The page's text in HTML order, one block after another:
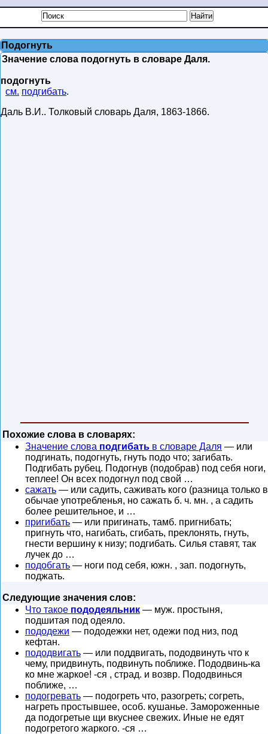
Подогнуть
Значение слова подогнуть в словаре Даля.
подогнуть
см. подгибать.
Даль В.И.. Толковый словарь Даля, 1863-1866.
Похожие слова в словарях:
Значение слова подгибать в словаре Даля — или
подгинать, подогнуть, гнуть подо что; загибать.
Подгибать рубец. Подогнув (подобрав) под себя ноги,
теплее! Он всех подогнул под свой …
сажать — или садить, саживать кого (разница только в
обычае употребленья, но сажать б. ч. мн. , а садить
более решительное, и …
пригибать — или пригинать, тамб. пригнибать;
пригнуть что, нагибать, сгибать, преклонять, гнуть,
гнести вершину к низу; подгибать. Силья ставят, так
лучек до …
подобгать — ноги под себя, южн. , зап. подогнуть,
поджать.
Следующие значения слов:
Что такое пододеяльник — муж. простыня,
подшитая под одеяло.
пододежи — пододежки нет, одежи под низ, под
кефтан.
пододвигать — или поддвигать, пододвинуть что к
чему, придвинуть, подвинуть поближе. Пододвинь-ка
ко мне жаркое! -ся , страд. и возвр. Пододвинься
поближе, …
подогревать — подогреть что, разогреть; согреть,
нагреть простывшее, особ. кушанье. Замороженные
да подогретые щи вкуснее свежих. Иные не едят
подогретого жаркого. -ся …